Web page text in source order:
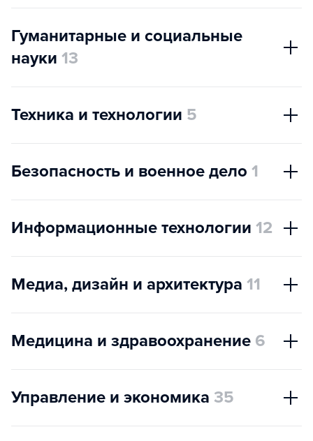
Гуманитарные и социальные
науки 13
Техника и технологии 5
Безопасность и военное дело 1
Информационные технологии 12
Медиа, дизайн и архитектура 11
Медицина и здравоохранение 6
Управление и экономика 35